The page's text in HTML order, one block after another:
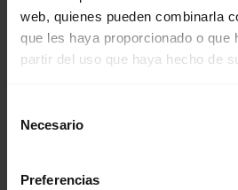
web, quienes pueden combinarla
que les haya proporcionado o que
partir del uso que haya hecho de
Necesario
Preferencias
Guía de inicio